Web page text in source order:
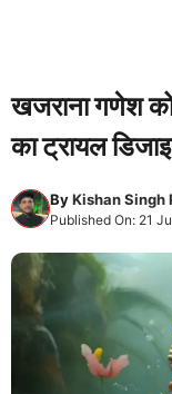
खजराना गणेश को
का ट्रायल
ByKishan Singh
Published On: 21